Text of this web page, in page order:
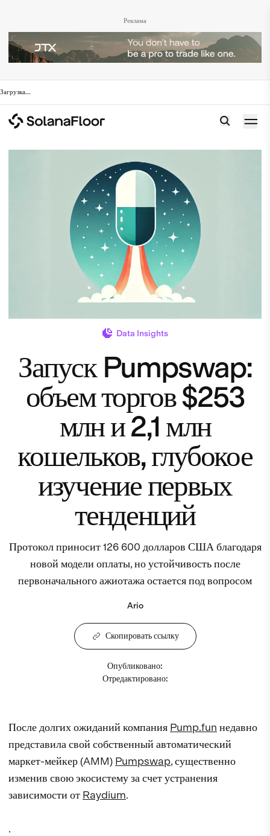
Реклама
Загрузка...
Data Insights
Запуск Pumpswap:
объем торгов $253
млн и 2,1 млн
кошельков, глубокое
изучение первых
тенденций
Протокол приносит 126 600 долларов США благодаря
новой модели оплаты, но устойчивость после
первоначального ажиотажа остается под вопросом
Ario
Скопировать ссылку
Опубликовано:
Отредактировано:
После долгих ожиданий компания Pump.fun недавно
представила свой собственный автоматический
маркет-мейкер (AMM) Pumpswap, существенно
изменив свою экосистему за счет устранения
зависимости от Raydium.
.